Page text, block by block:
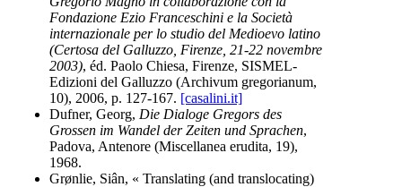
Fondazione Ezio Franceschini e la Società
internazionale per lo studio del Medioevo latino
(Certosa del Galluzzo, Firenze, 21-22 novembre
2003), éd. Paolo Chiesa, Firenze, SISMEL-
Edizioni del Galluzzo (Archivum gregorianum,
10), 2006, p. 127-167. [casalini.it]
Dufner, Georg, Die Dialoge Gregors des
Grossen im Wandel der Zeiten und Sprachen,
Padova, Antenore (Miscellanea erudita, 19),
1968.
Grønlie, Siân, « Translating (and translocating)